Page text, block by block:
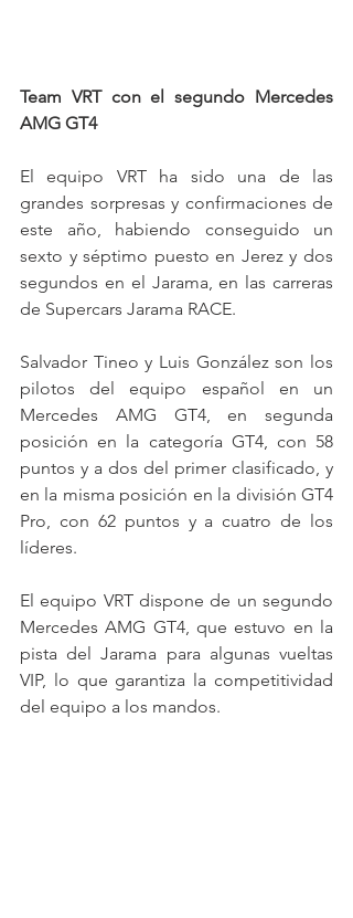
Team VRT con el segundo Mercedes
AMG GT4
El equipo VRT ha sido una de las
grandes sorpresas y confirmaciones de
este año, habiendo conseguido un
sexto y séptimo puesto en Jerez y dos
segundos en el Jarama, en las carreras
de Supercars Jarama RACE.
Salvador Tineo y Luis González son los
pilotos del equipo español en un
Mercedes AMG GT4, en segunda
posición en la categoría GT4, con 58
puntos y a dos del primer clasificado, y
en la misma posición en la división GT4
Pro, con 62 puntos y a cuatro de los
líderes.
El equipo VRT dispone de un segundo
Mercedes AMG GT4, que estuvo en la
pista del Jarama para algunas vueltas
VIP, lo que garantiza la competitividad
del equipo a los mandos.